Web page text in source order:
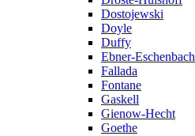
Dostojewski
Doyle
Duffy
Ebner-Eschenbach
Fallada
Fontane
Gaskell
Gienow-Hecht
Goethe